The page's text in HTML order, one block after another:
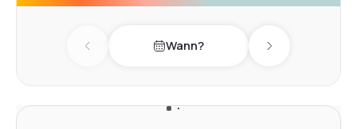
Previous day Wann? Next day